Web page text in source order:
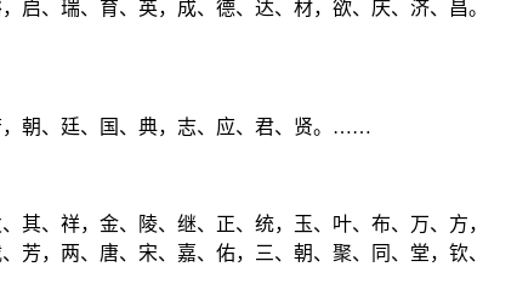
、瑞、育、英，成、德、达、材，欲、庆、济、昌。
朝、廷、国、典，志、应、君、贤。……
、祥，金、陵、继、正、统，玉、叶、布、万、方，
芳，两、唐、宋、嘉、佑，三、朝、聚、同、堂，钦、